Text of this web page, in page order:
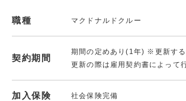
職種 マクドナルドクルー
契約期間
期間の定めあり(1年) ※更新する
更新の際は雇用契約書によって
加入保険 社会保険完備